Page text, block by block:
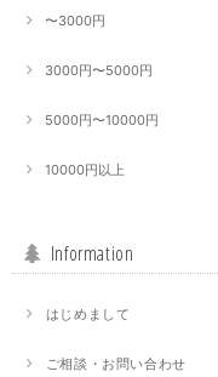
〜3000円
3000円〜5000円
5000円〜10000円
10000円以上
Information
はじめまして
ご相談・お問い合わせ